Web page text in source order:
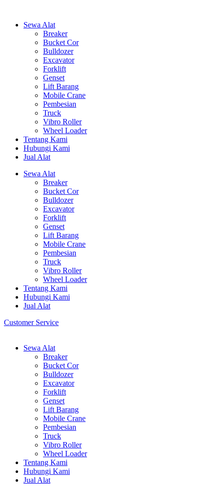
Sewa Alat
Breaker
Bucket Cor
Bulldozer
Excavator
Forklift
Genset
Lift Barang
Mobile Crane
Pembesian
Truck
Vibro Roller
Wheel Loader
Tentang Kami
Hubungi Kami
Jual Alat
Sewa Alat
Breaker
Bucket Cor
Bulldozer
Excavator
Forklift
Genset
Lift Barang
Mobile Crane
Pembesian
Truck
Vibro Roller
Wheel Loader
Tentang Kami
Hubungi Kami
Jual Alat
Customer Service
Sewa Alat
Breaker
Bucket Cor
Bulldozer
Excavator
Forklift
Genset
Lift Barang
Mobile Crane
Pembesian
Truck
Vibro Roller
Wheel Loader
Tentang Kami
Hubungi Kami
Jual Alat